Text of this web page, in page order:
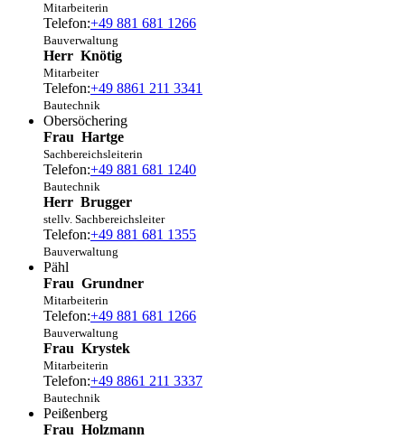
Mitarbeiterin
Telefon:+49 881 681 1266
Bauverwaltung
Herr Knötig
Mitarbeiter
Telefon:+49 8861 211 3341
Bautechnik
Obersöchering
Frau Hartge
Sachbereichsleiterin
Telefon:+49 881 681 1240
Bautechnik
Herr Brugger
stellv. Sachbereichsleiter
Telefon:+49 881 681 1355
Bauverwaltung
Pähl
Frau Grundner
Mitarbeiterin
Telefon:+49 881 681 1266
Bauverwaltung
Frau Krystek
Mitarbeiterin
Telefon:+49 8861 211 3337
Bautechnik
Peißenberg
Frau Holzmann